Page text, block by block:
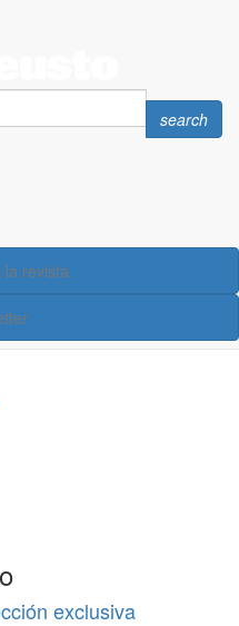
Search
search
la revista
exclusiva